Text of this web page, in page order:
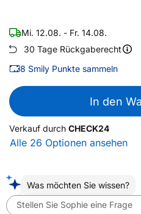
Mi. 12.08. - Fr. 14.08.
30 Tage Rückgaberecht
8 Smily Punkte sammeln
In den
Verkauf durch CHECK24
Alle 26 Optionen ansehen
Was möchten Sie wissen?
Stellen Sie Sophie eine Frage